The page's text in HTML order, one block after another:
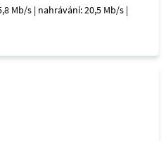
Mb/s | nahrávání: 20,5 Mb/s |